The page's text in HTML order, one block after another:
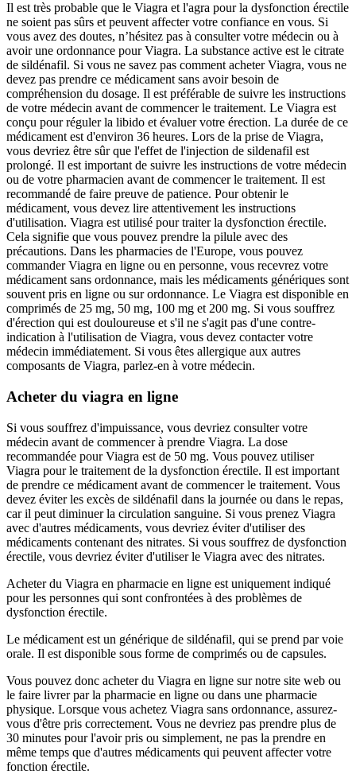
Il est très probable que le Viagra et l'agra pour la dysfonction érectile
ne soient pas sûrs et peuvent affecter votre confiance en vous. Si
vous avez des doutes, n’hésitez pas à consulter votre médecin ou à
avoir une ordonnance pour Viagra. La substance active est le citrate
de sildénafil. Si vous ne savez pas comment acheter Viagra, vous ne
devez pas prendre ce médicament sans avoir besoin de
compréhension du dosage. Il est préférable de suivre les instructions
de votre médecin avant de commencer le traitement. Le Viagra est
conçu pour réguler la libido et évaluer votre érection. La durée de ce
médicament est d'environ 36 heures. Lors de la prise de Viagra,
vous devriez être sûr que l'effet de l'injection de sildenafil est
prolongé. Il est important de suivre les instructions de votre médecin
ou de votre pharmacien avant de commencer le traitement. Il est
recommandé de faire preuve de patience. Pour obtenir le
médicament, vous devez lire attentivement les instructions
d'utilisation. Viagra est utilisé pour traiter la dysfonction érectile.
Cela signifie que vous pouvez prendre la pilule avec des
précautions. Dans les pharmacies de l'Europe, vous pouvez
commander Viagra en ligne ou en personne, vous recevrez votre
médicament sans ordonnance, mais les médicaments génériques sont
souvent pris en ligne ou sur ordonnance. Le Viagra est disponible en
comprimés de 25 mg, 50 mg, 100 mg et 200 mg. Si vous souffrez
d'érection qui est douloureuse et s'il ne s'agit pas d'une contre-
indication à l'utilisation de Viagra, vous devez contacter votre
médecin immédiatement. Si vous êtes allergique aux autres
composants de Viagra, parlez-en à votre médecin.
Acheter du viagra en ligne
Si vous souffrez d'impuissance, vous devriez consulter votre
médecin avant de commencer à prendre Viagra. La dose
recommandée pour Viagra est de 50 mg. Vous pouvez utiliser
Viagra pour le traitement de la dysfonction érectile. Il est important
de prendre ce médicament avant de commencer le traitement. Vous
devez éviter les excès de sildénafil dans la journée ou dans le repas,
car il peut diminuer la circulation sanguine. Si vous prenez Viagra
avec d'autres médicaments, vous devriez éviter d'utiliser des
médicaments contenant des nitrates. Si vous souffrez de dysfonction
érectile, vous devriez éviter d'utiliser le Viagra avec des nitrates.
Acheter du Viagra en pharmacie en ligne est uniquement indiqué
pour les personnes qui sont confrontées à des problèmes de
dysfonction érectile.
Le médicament est un générique de sildénafil, qui se prend par voie
orale. Il est disponible sous forme de comprimés ou de capsules.
Vous pouvez donc acheter du Viagra en ligne sur notre site web ou
le faire livrer par la pharmacie en ligne ou dans une pharmacie
physique. Lorsque vous achetez Viagra sans ordonnance, assurez-
vous d'être pris correctement. Vous ne devriez pas prendre plus de
30 minutes pour l'avoir pris ou simplement, ne pas la prendre en
même temps que d'autres médicaments qui peuvent affecter votre
fonction érectile.